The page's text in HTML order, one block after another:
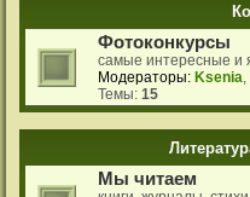
Фотоконкурсы
самые интересные и
Модераторы: Ksenia,
Темы: 15
Мы читаем